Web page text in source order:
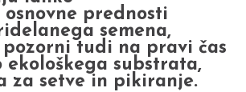
prednosti
semena,
tudi na pravi čas
ekološkega substrata,
za setve in pikiranje.